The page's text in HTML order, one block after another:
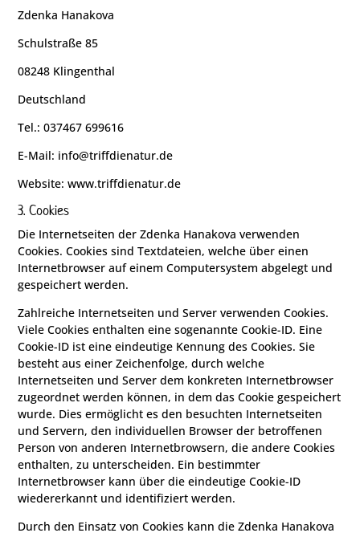
Zdenka Hanakova
Schulstraße 85
08248 Klingenthal
Deutschland
Tel.: 037467 699616
E-Mail: info@triffdienatur.de
Website: www.triffdienatur.de
3. Cookies
Die Internetseiten der Zdenka Hanakova verwenden
Cookies. Cookies sind Textdateien, welche über einen
Internetbrowser auf einem Computersystem abgelegt und
gespeichert werden.
Zahlreiche Internetseiten und Server verwenden Cookies.
Viele Cookies enthalten eine sogenannte Cookie-ID. Eine
Cookie-ID ist eine eindeutige Kennung des Cookies. Sie
besteht aus einer Zeichenfolge, durch welche
Internetseiten und Server dem konkreten Internetbrowser
zugeordnet werden können, in dem das Cookie gespeichert
wurde. Dies ermöglicht es den besuchten Internetseiten
und Servern, den individuellen Browser der betroffenen
Person von anderen Internetbrowsern, die andere Cookies
enthalten, zu unterscheiden. Ein bestimmter
Internetbrowser kann über die eindeutige Cookie-ID
wiedererkannt und identifiziert werden.
Durch den Einsatz von Cookies kann die Zdenka Hanakova